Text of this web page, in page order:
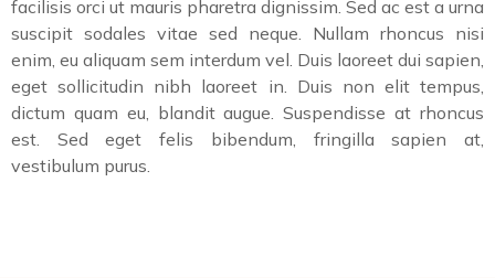
facilisis orci ut mauris pharetra dignissim. Sed ac est a urna
suscipit sodales vitae sed neque. Nullam rhoncus nisi
enim, eu aliquam sem interdum vel. Duis laoreet dui sapien,
eget sollicitudin nibh laoreet in. Duis non elit tempus,
dictum quam eu, blandit augue. Suspendisse at rhoncus
est. Sed eget felis bibendum, fringilla sapien at,
vestibulum purus.